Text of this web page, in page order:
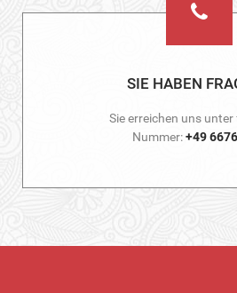
SIE HABEN
Sie erreichen uns
Nummer:+49